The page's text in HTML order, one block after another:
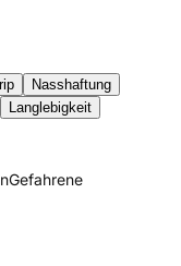
Nasshaftung
Langlebigkeit
Gefahrene